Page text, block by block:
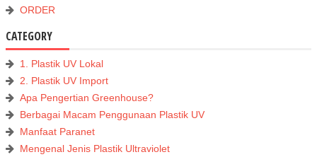
ORDER
CATEGORY
1. Plastik UV Lokal
2. Plastik UV Import
Apa Pengertian Greenhouse?
Berbagai Macam Penggunaan Plastik UV
Manfaat Paranet
Mengenal Jenis Plastik Ultraviolet